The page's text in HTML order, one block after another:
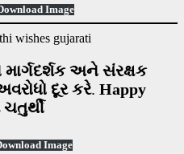
Image
દૂર કરે. Happy
Image